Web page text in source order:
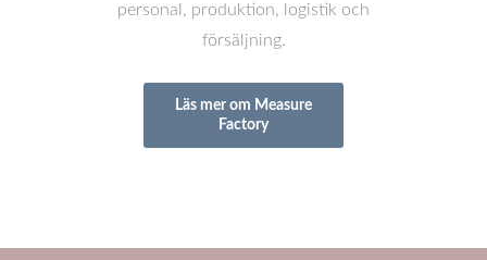
personal, produktion, logistik och
försäljning.
Läs mer om Measure
Factory